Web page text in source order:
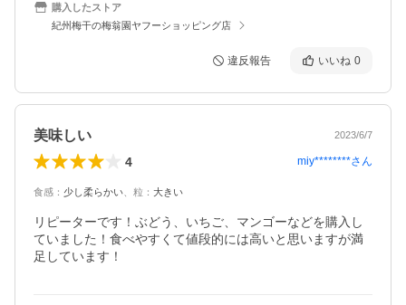
購入したストア
紀州梅干の梅翁園ヤフーショッピング店
違反報告 いいね 0
美味しい 2023/6/7
4 miy********さん
食感 ： 少し柔らかい 粒 ： 大きい
リピーターです！ぶどう、いちご、マンゴーなどを購入し
ていました！食べやすくて値段的には高いと思いますが満
足しています！